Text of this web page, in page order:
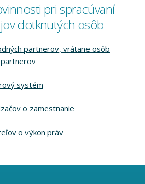
pri spracúvaní
dotknutých osôb
partnerov, vrátane osôb
systém
o zamestnanie
o výkon práv